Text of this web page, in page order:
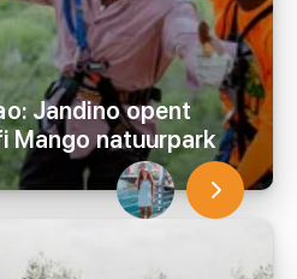
Jandino opent
Mango natuurpark